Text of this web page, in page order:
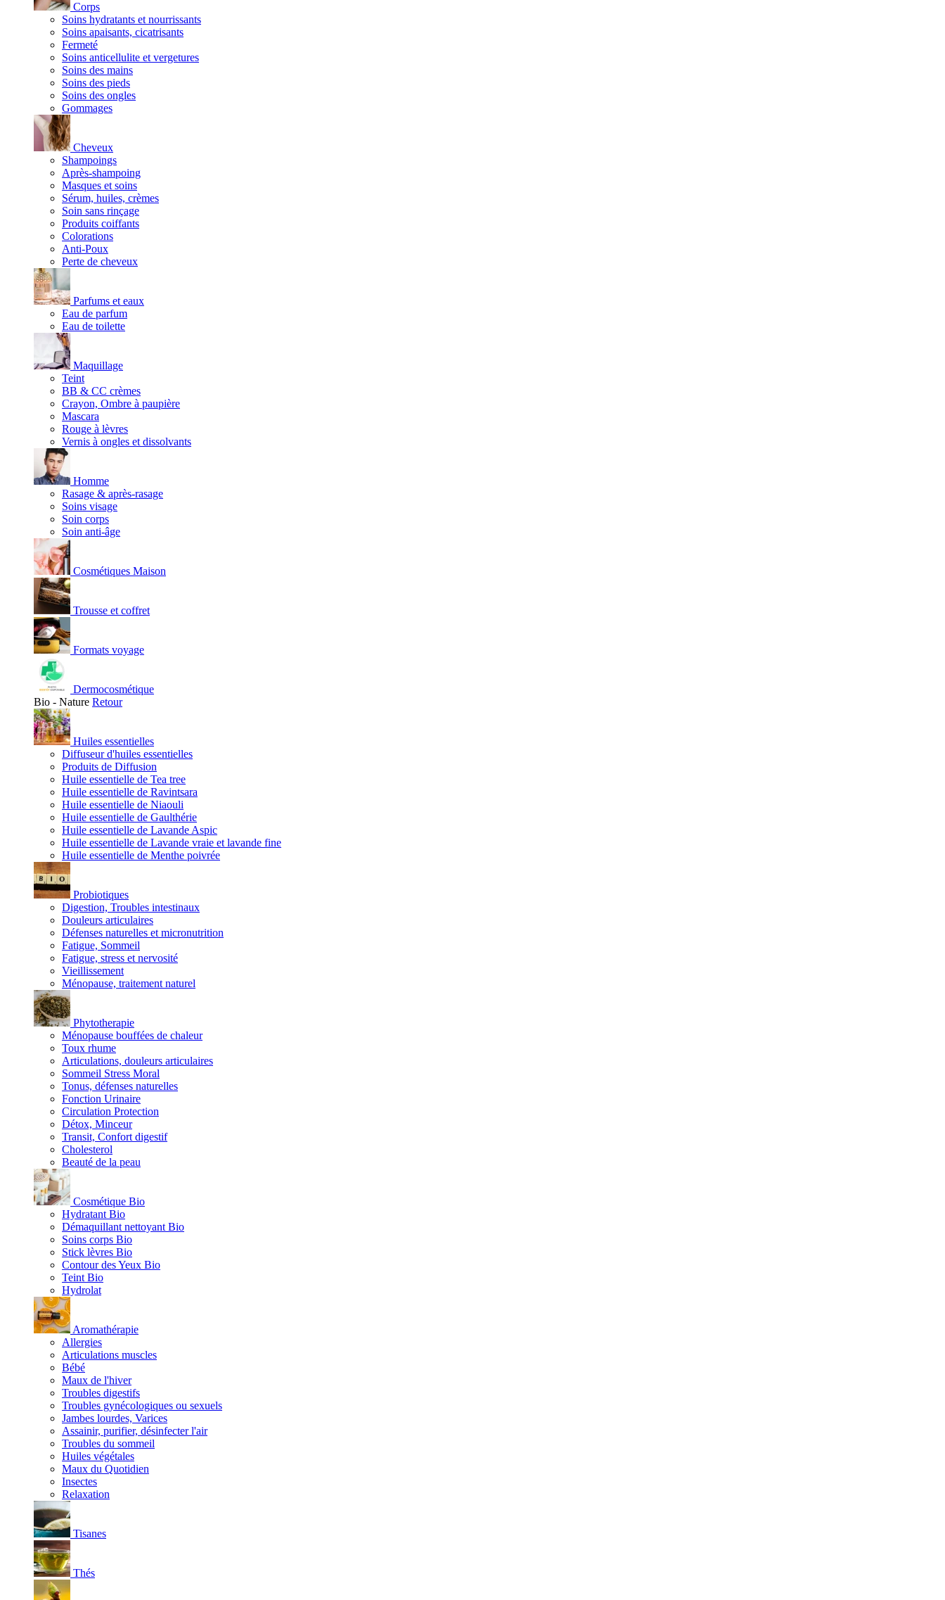
Corps
Soins hydratants et nourrissants
Soins apaisants, cicatrisants
Fermeté
Soins anticellulite et vergetures
Soins des mains
Soins des pieds
Soins des ongles
Gommages
Cheveux
Shampoings
Après-shampoing
Masques et soins
Sérum, huiles, crèmes
Soin sans rinçage
Produits coiffants
Colorations
Anti-Poux
Perte de cheveux
Parfums et eaux
Eau de parfum
Eau de toilette
Maquillage
Teint
BB & CC crèmes
Crayon, Ombre à paupière
Mascara
Rouge à lèvres
Vernis à ongles et dissolvants
Homme
Rasage & après-rasage
Soins visage
Soin corps
Soin anti-âge
Cosmétiques Maison
Trousse et coffret
Formats voyage
Dermocosmétique
Bio - Nature Retour
Huiles essentielles
Diffuseur d'huiles essentielles
Produits de Diffusion
Huile essentielle de Tea tree
Huile essentielle de Ravintsara
Huile essentielle de Niaouli
Huile essentielle de Gaulthérie
Huile essentielle de Lavande Aspic
Huile essentielle de Lavande vraie et lavande fine
Huile essentielle de Menthe poivrée
Probiotiques
Digestion, Troubles intestinaux
Douleurs articulaires
Défenses naturelles et micronutrition
Fatigue, Sommeil
Fatigue, stress et nervosité
Vieillissement
Ménopause, traitement naturel
Phytotherapie
Ménopause bouffées de chaleur
Toux rhume
Articulations, douleurs articulaires
Sommeil Stress Moral
Tonus, défenses naturelles
Fonction Urinaire
Circulation Protection
Détox, Minceur
Transit, Confort digestif
Cholesterol
Beauté de la peau
Cosmétique Bio
Hydratant Bio
Démaquillant nettoyant Bio
Soins corps Bio
Stick lèvres Bio
Contour des Yeux Bio
Teint Bio
Hydrolat
Aromathérapie
Allergies
Articulations muscles
Bébé
Maux de l'hiver
Troubles digestifs
Troubles gynécologiques ou sexuels
Jambes lourdes, Varices
Assainir, purifier, désinfecter l'air
Troubles du sommeil
Huiles végétales
Maux du Quotidien
Insectes
Relaxation
Tisanes
Thés